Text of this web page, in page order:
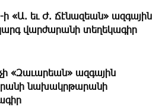
ի «Ա. եւ Ժ. ­Ճէնազեան» ազգային
վարժարանի տեղեկագիր
«Զաւարեան» ազգային
նախակրթարանի